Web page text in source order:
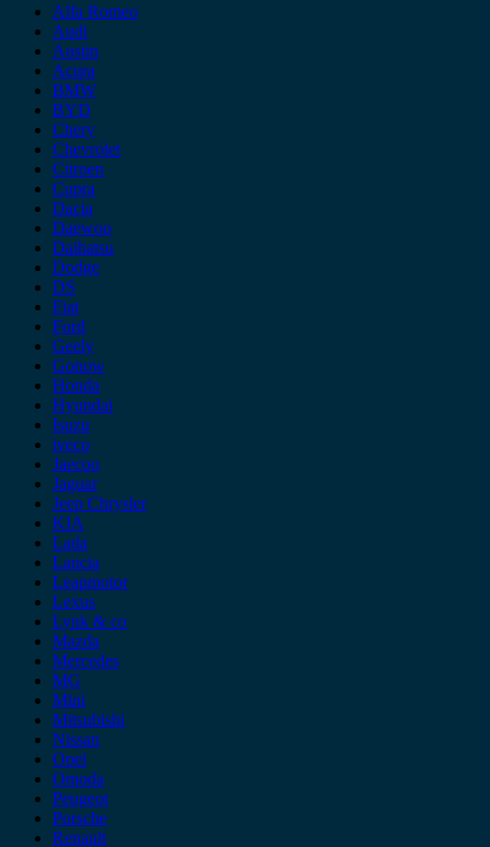
Alfa Romeo
Audi
Austin
Acura
BMW
BYD
Chery
Chevrolet
Citroen
Cupra
Dacia
Daewoo
Daihatsu
Dodge
DS
Fiat
Ford
Geely
Gonow
Honda
Hyundai
Isuzu
iveco
Jaecoo
Jaguar
Jeep Chrysler
KIA
Lada
Lancia
Leapmotor
Lexus
Lynk & co
Mazda
Mercedes
MG
Mini
Mitsubishi
Nissan
Opel
Omoda
Peugeot
Porsche
Renault